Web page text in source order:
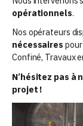
opérationnels.
Nos opérateurs
nécessaires
Confiné, Travaux
N’hésitez pas
projet !